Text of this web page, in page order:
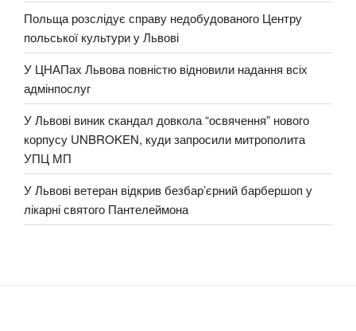
Польща розслідує справу недобудованого Центру
польської культури у Львові
У ЦНАПах Львова повністю відновили надання всіх
адмінпослуг
У Львові виник скандал довкола “освячення” нового
корпусу UNBROKEN, куди запросили митрополита
УПЦ МП
У Львові ветеран відкрив безбар’єрний барбершоп у
лікарні святого Пантелеймона